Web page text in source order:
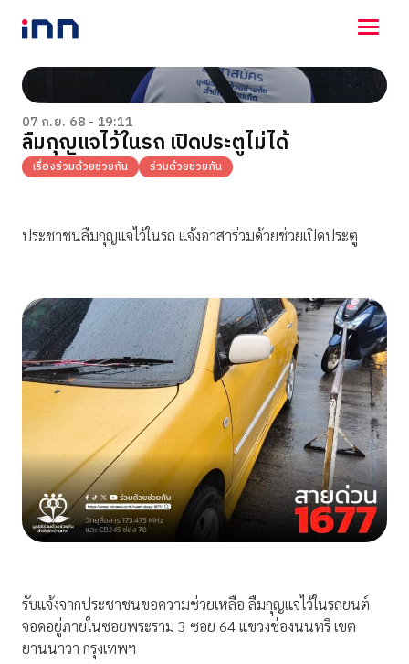
NEWS
ENTERTAINMENT
LIFESTYLE
HOROSCOPE
ร่วมด้วยช่วยกัน
07 ก.ย. 68 - 19:11
ลืมกุญแจไว้ในรถ เปิดประตูไม่ได้
เรื่องร่วมด้วยช่วยกัน ร่วมด้วยช่วยกัน
ประชาชนลืมกุญแจไว้ในรถ แจ้งอาสาร่วมด้วยช่วยเปิดประตู
รับแจ้งจากประชาชนขอความช่วยเหลือ ลืมกุญแจไว้ในรถยนต์
จอดอยู่ภายในซอยพระราม 3 ซอย 64 แขวงช่องนนทรี เขต
ยานนาวา กรุงเทพฯ